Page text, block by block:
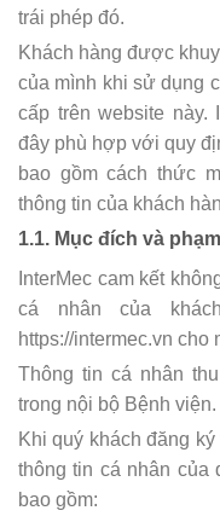
trái phép đó.
Khách hàng được
của mình khi sử dụng
cấp trên website
đây phù hợp với quy
bao gồm cách thức
thông tin của khách
1.1. Mục đích và
InterMec cam kết
cá nhân của
https://intermec.vn cho
Thông tin cá nhân
trong nội bộ Bệnh viện.
Khi quý khách đăng
thông tin cá nhân của
bao gồm: